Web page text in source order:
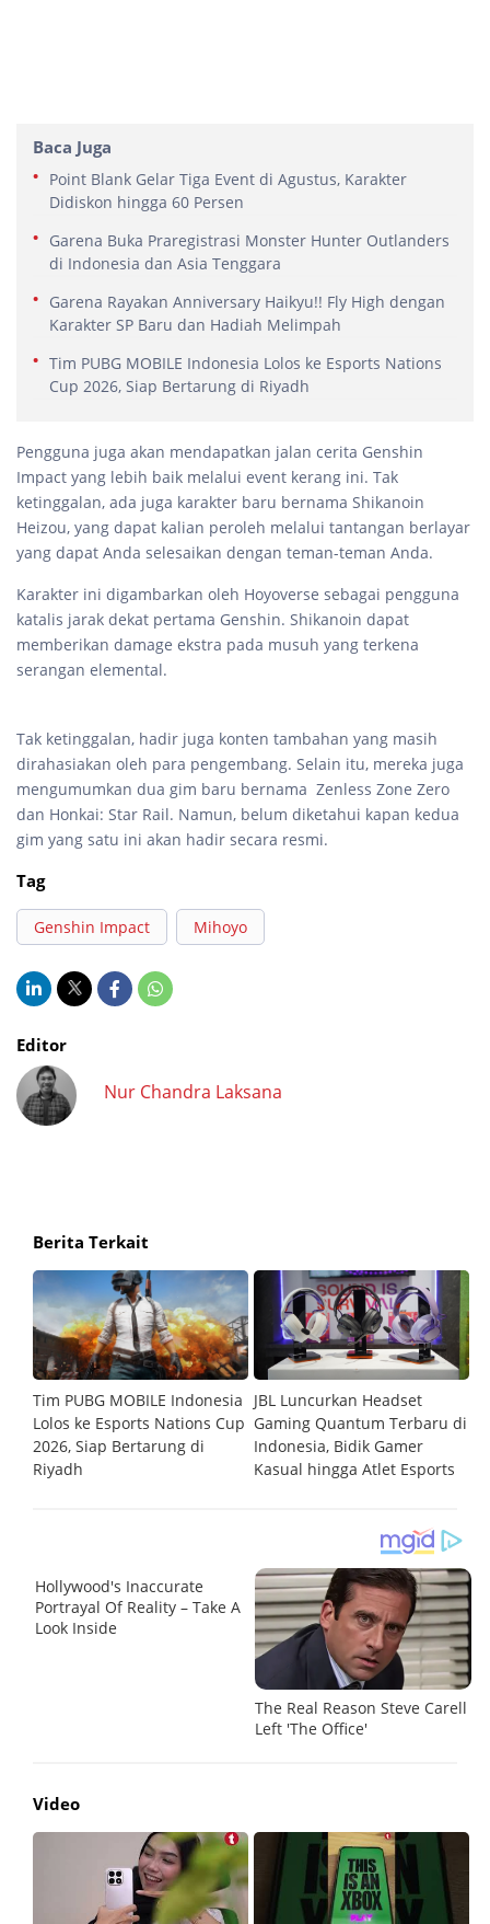
Baca Juga
Point Blank Gelar Tiga Event di Agustus, Karakter
Didiskon hingga 60 Persen
Garena Buka Praregistrasi Monster Hunter Outlanders
di Indonesia dan Asia Tenggara
Garena Rayakan Anniversary Haikyu!! Fly High dengan
Karakter SP Baru dan Hadiah Melimpah
Tim PUBG MOBILE Indonesia Lolos ke Esports Nations
Cup 2026, Siap Bertarung di Riyadh
Pengguna juga akan mendapatkan jalan cerita Genshin
Impact yang lebih baik melalui event kerang ini. Tak
ketinggalan, ada juga karakter baru bernama Shikanoin
Heizou, yang dapat kalian peroleh melalui tantangan berlayar
yang dapat Anda selesaikan dengan teman-teman Anda.
Karakter ini digambarkan oleh Hoyoverse sebagai pengguna
katalis jarak dekat pertama Genshin. Shikanoin dapat
memberikan damage ekstra pada musuh yang terkena
serangan elemental.
Tak ketinggalan, hadir juga konten tambahan yang masih
dirahasiakan oleh para pengembang. Selain itu, mereka juga
mengumumkan dua gim baru bernama Zenless Zone Zero
dan Honkai: Star Rail. Namun, belum diketahui kapan kedua
gim yang satu ini akan hadir secara resmi.
Tag
Genshin Impact Mihoyo
Editor
Nur Chandra Laksana
Berita Terkait
Tim PUBG MOBILE Indonesia
Lolos ke Esports Nations Cup
2026, Siap Bertarung di
Riyadh
JBL Luncurkan Headset
Gaming Quantum Terbaru di
Indonesia, Bidik Gamer
Kasual hingga Atlet Esports
Video